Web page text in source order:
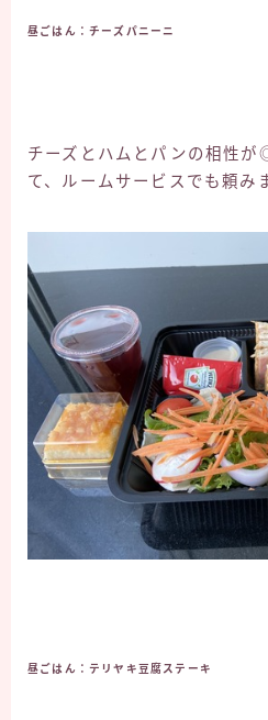
昼ごはん：チーズパニーニ
チーズとハムとパンの相性
て、ルームサービスでも頼み
昼ごはん：テリヤキ豆腐ステーキ